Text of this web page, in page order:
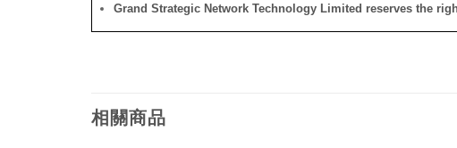
Grand Strategic Network Technology Limited reserves the
相關商品